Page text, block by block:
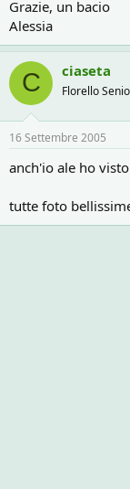
Grazie, un bacio
Alessia
C ciaseta
Florello
16 Settembre 2005
anch'io ale ho
tutte foto